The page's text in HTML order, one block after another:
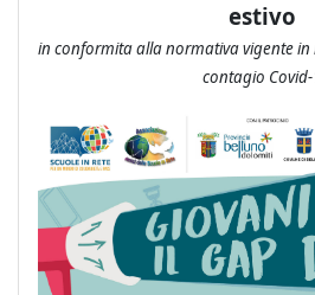
estivo
in conformita alla normativa vigente
contagio Covid-